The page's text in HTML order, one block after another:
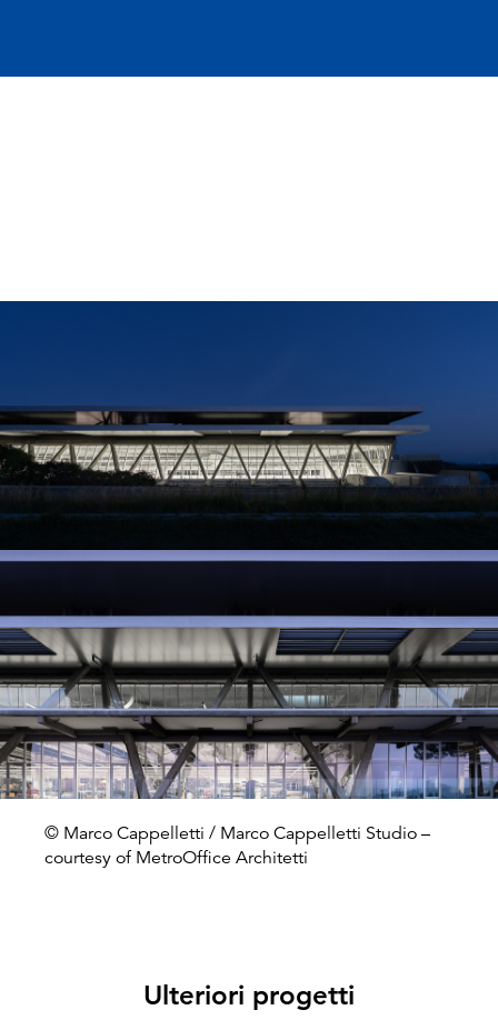
© Marco Cappelletti / Marco Cappelletti Studio –
courtesy of MetroOffice Architetti
Ulteriori progetti